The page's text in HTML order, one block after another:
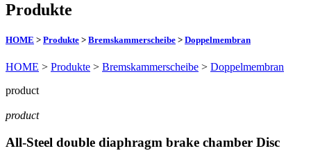
Produkte
HOME > Produkte > Bremskammerscheibe > Doppelmembran
HOME > Produkte > Bremskammerscheibe > Doppelmembran
product
product
All-Steel double diaphragm brake chamber Disc